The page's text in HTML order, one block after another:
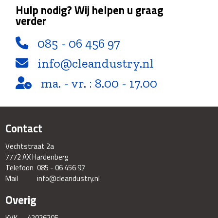
Hulp nodig? Wij helpen u graag
verder
085 - 06 456 97
info@cleandustry.nl
ma. - vr. : 8.00 - 17.00
Contact
Vechtstraat 2a
7772 AX Hardenberg
Telefoon 085 - 06 456 97
Mail
info@cleandustry.nl
Overig